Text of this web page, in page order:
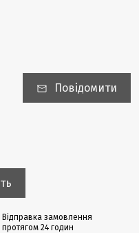
Повідомити
Відправка замовлення
протягом 24 годин